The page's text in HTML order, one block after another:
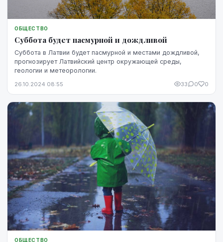
ОБЩЕСТВО
Суббота будет пасмурной и дождливой
Суббота в Латвии будет пасмурной и местами дождливой,
прогнозирует Латвийский центр окружающей среды,
геологии и метеорологии.
26.10.2024 08:55 33 0 0
ОБЩЕСТВО